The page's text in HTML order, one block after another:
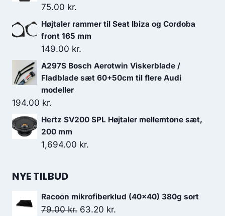
599.00 kr..509.15 kr..
75.00 kr.
Højtaler rammer til Seat Ibiza og Cordoba
front 165 mm
149.00 kr.
A297S Bosch Aerotwin Viskerblade /
Fladblade sæt 60+50cm til flere Audi
modeller
194.00 kr.
Hertz SV200 SPL Højtaler mellemtone sæt,
200 mm
1,694.00 kr.
NYE TILBUD
Racoon mikrofiberklud (40x40) 380g sort
79.00kr. Den
63.20 kr.